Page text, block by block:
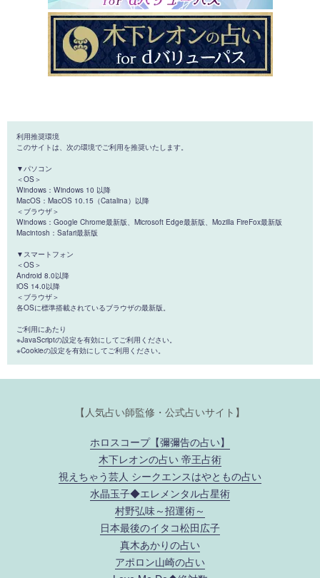
利用推奨環境
このサイトは、次の環境でご利用を推奨いたします。
▼パソコン
＜OS＞
Windows：Windows 10 以降
MacOS：MacOS 10.15（Catalina）以降
＜ブラウザ＞
Windows：Google Chrome最新版、Microsoft Edge最新版、Mozilla FireFox最新版
Macintosh：Safari最新版
▼スマートフォン
＜OS＞
Android 8.0以降
iOS 14.0以降
＜ブラウザ＞
各OSに標準搭載されているブラウザの最新版。
ご利用にあたり
※JavaScriptの設定を有効にしてご利用ください。
※Cookieの設定を有効にしてご利用ください。
【人気占い師監修・公式占いサイト】
ホロスコープ【彌彌告の占い】
木下レオンの占い 帝王占術
視えちゃう芸人 シークエンスはやともの占い
水晶玉子◆エレメンタル占星術
村野弘味～招運術～
日本最後のイタコ松田広子
真木あかりの占い
アポロン山崎の占い